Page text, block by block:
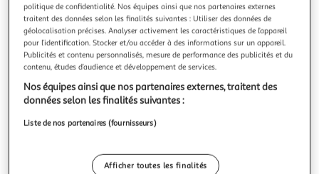
LISA DESIGN
Onyx - fauteuil sans accoudoirs motif graphique en
tissu
Caractéristiques techniques :Origine : EuropeGarantie : 2
ansType de canapé : Canapé fixeNombre de places
: 1Equipement : Notice de montage et visserieStyle de motif
: GraphiqueMatière de l'assise : TissuMatière de la structure
matières : Assise :
En savoir +
politique de confidentialité. Nos équipes ainsi que nos partenaires externes
traitent des données selon les finalités suivantes : Utiliser des données de
géolocalisation précises. Analyser activement les caractéristiques de l’appareil
pour l’identification. Stocker et/ou accéder à des informations sur un appareil.
Publicités et contenu personnalisés, mesure de performance des publicités et du
contenu, études d’audience et développement de services.
Nos équipes ainsi que nos partenaires externes, traitent des
données selon les finalités suivantes :
Liste de nos partenaires (fournisseurs)
Afficher toutes les finalités